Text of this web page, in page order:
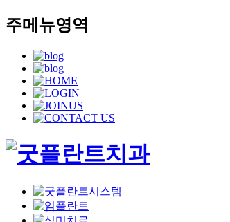
주메뉴영역